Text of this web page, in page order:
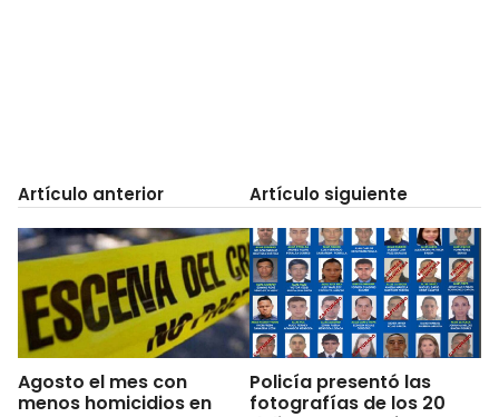
Artículo anterior
Agosto el mes con
menos homicidios en
Artículo siguiente
Policía presentó las
fotografías de los 20